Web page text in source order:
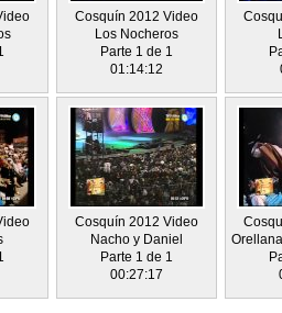
Cosquín 2012 Video
Los Nocheros
Parte 1 de 1
01:14:12
Cosquín 2012 Video
Nacho y Daniel
Parte 1 de 1
00:27:17